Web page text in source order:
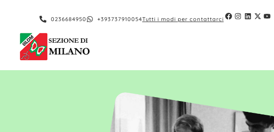
0236684950 +393737910054Tutti i modi per contattarci